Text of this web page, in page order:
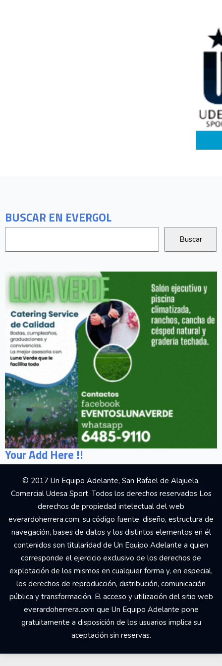
BUSCAR EN EVERGOL
Your Add Here !!
© 2017 Un Equipo Adelante, San Rafael de Alajuela,
Comercial Udesa Sport. Todos los derechos reservados Los
derechos de propiedad intelectual del web
everardoherrera.com, su código fuente, diseño, estructura de
navegación, bases de datos y los distintos elementos en él
contenidos son titularidad de Un Equipo Adelante a quien
corresponde el ejercicio exclusivo de los derechos de
explotación de los mismos en cualquier forma y, en especial,
los derechos de reproducción, distribución, comunicación
pública y transformación. El acceso y utilización del sitio web
everardoherrera.com que Un Equipo Adelante pone
gratuitamente a disposición de los usuarios implica su
aceptación sin reservas.